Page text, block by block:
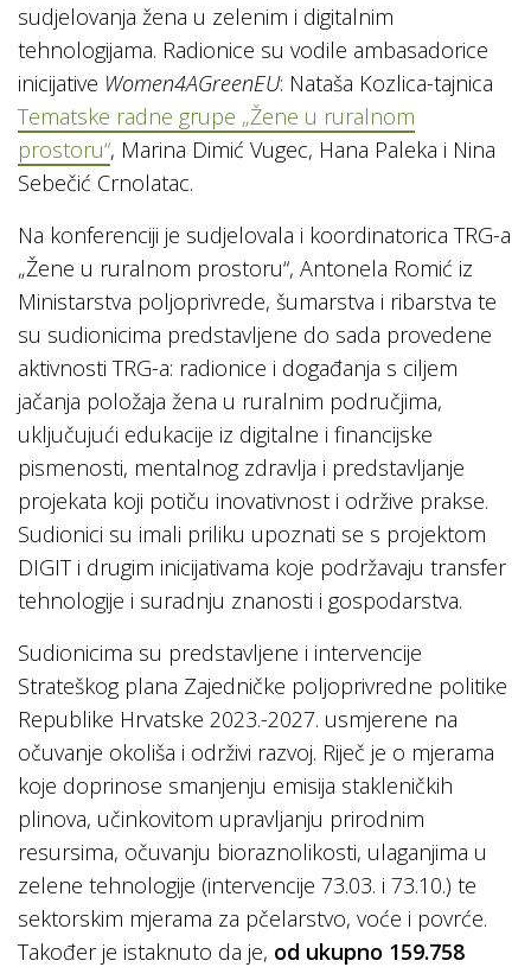
sudjelovanja žena u zelenim i digitalnim
tehnologijama. Radionice su vodile ambasadorice
inicijative Women4AGreenEU: Nataša Kozlica-tajnica
Tematske radne grupe „Žene u ruralnom
prostoru“, Marina Dimić Vugec, Hana Paleka i Nina
Sebečić Crnolatac.
Na konferenciji je sudjelovala i koordinatorica TRG-a
„Žene u ruralnom prostoru“, Antonela Romić iz
Ministarstva poljoprivrede, šumarstva i ribarstva te
su sudionicima predstavljene do sada provedene
aktivnosti TRG-a: radionice i događanja s ciljem
jačanja položaja žena u ruralnim područjima,
uključujući edukacije iz digitalne i financijske
pismenosti, mentalnog zdravlja i predstavljanje
projekata koji potiču inovativnost i održive prakse.
Sudionici su imali priliku upoznati se s projektom
DIGIT i drugim inicijativama koje podržavaju transfer
tehnologije i suradnju znanosti i gospodarstva.
Sudionicima su predstavljene i intervencije
Strateškog plana Zajedničke poljoprivredne politike
Republike Hrvatske 2023.-2027. usmjerene na
očuvanje okoliša i održivi razvoj. Riječ je o mjerama
koje doprinose smanjenju emisija stakleničkih
plinova, učinkovitom upravljanju prirodnim
resursima, očuvanju bioraznolikosti, ulaganjima u
zelene tehnologije (intervencije 73.03. i 73.10.) te
sektorskim mjerama za pčelarstvo, voće i povrće.
Također je istaknuto da je, od ukupno 159.758